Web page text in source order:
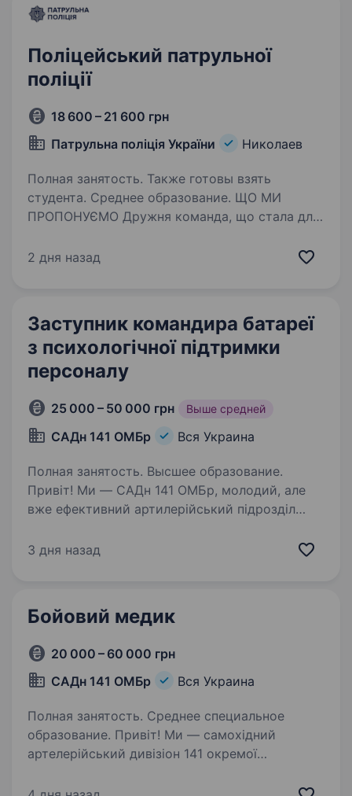
Поліцейський патрульної
поліції
18 600 – 21 600 грн
Патрульна поліція України
Николаев
Полная занятость. Также готовы взять
студента. Среднее образование. ЩО МИ
ПРОПОНУЄМО Дружня команда, що стала для
та розвитку Стабільна робота у новій
2 дня назад
Заступник командира батареї
з психологічної підтримки
персоналу
25 000 – 50 000 грн Выше средней
САДн 141 ОМБр Вся Украина
Полная занятость. Высшее образование.
Привіт! Ми — САДн 141 ОМБр, молодий, але
вже ефективний артилерійський підрозділ
знищувати ворога найсучаснішими методами,
3 дня назад
Бойовий медик
20 000 – 60 000 грн
САДн 141 ОМБр
Вся Украина
Полная занятость. Среднее специальное
образование. Привіт! Ми — самохідний
артелерійський дивізіон 141 окремої
ефективний підрозділ, який бореться за мир і